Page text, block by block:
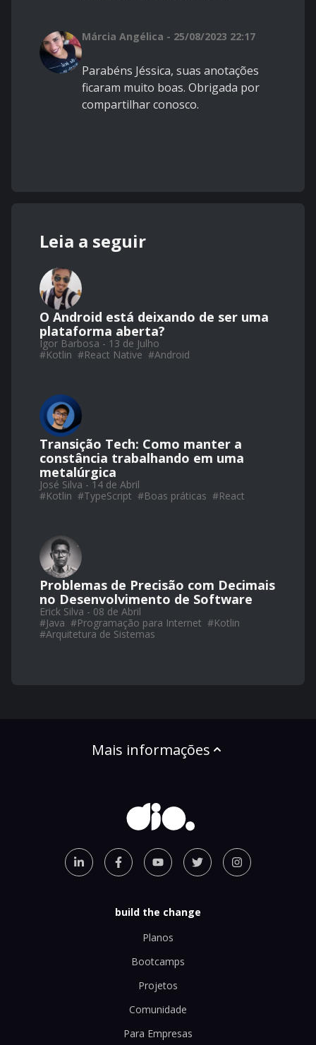
Márcia Angélica - 25/08/2023 22:17
Parabéns Jéssica, suas anotações
ficaram muito boas. Obrigada por
compartilhar conosco.
Leia a seguir
O Android está deixando de ser uma
plataforma aberta?
Igor Barbosa - 13 de Julho
#Kotlin #React Native #Android
Transição Tech: Como manter a
constância trabalhando em uma
metalúrgica
José Silva - 14 de Abril
#Kotlin #TypeScript #Boas práticas #React
Problemas de Precisão com Decimais
no Desenvolvimento de Software
Erick Silva - 08 de Abril
#Java #Programação para Internet #Kotlin
#Arquitetura de Sistemas
Mais informações
build the change
Planos
Bootcamps
Projetos
Comunidade
Para Empresas